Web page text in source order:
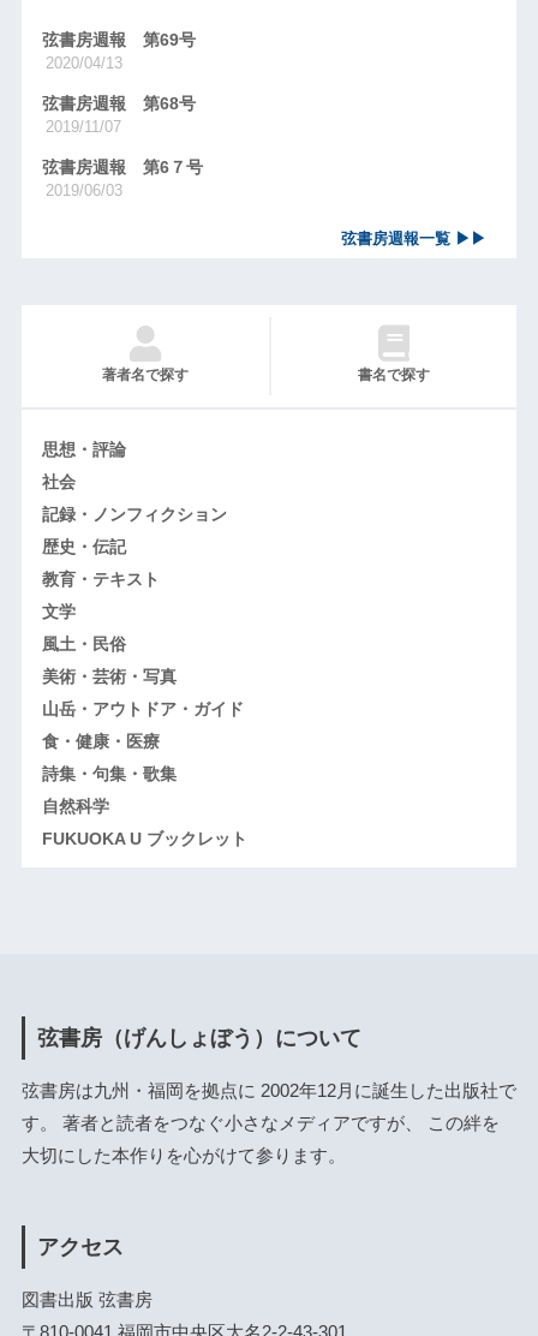
弦書房週報 第69号
2020/04/13
弦書房週報 第68号
2019/11/07
弦書房週報 第6７号
2019/06/03
弦書房週報一覧 ▶▶
著者名で探す 書名で探す
思想・評論
社会
記録・ノンフィクション
歴史・伝記
教育・テキスト
文学
風土・民俗
美術・芸術・写真
山岳・アウトドア・ガイド
食・健康・医療
詩集・句集・歌集
自然科学
FUKUOKA U ブックレット
弦書房（げんしょぼう）について
弦書房は九州・福岡を拠点に 2002年12月に誕生した出版社で
す。 著者と読者をつなぐ小さなメディアですが、 この絆を
大切にした本作りを心がけて参ります。
アクセス
図書出版 弦書房